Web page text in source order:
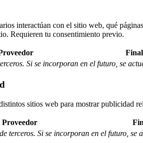
interactúan con el sitio web, qué
Requieren tu consentimiento previo.
Si se incorporan en el futuro, se
sitios web para mostrar publicidad
Proveedor
terceros. Si se incorporan en el futuro,